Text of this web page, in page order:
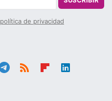
política de privacidad